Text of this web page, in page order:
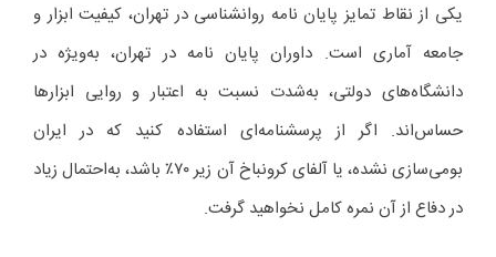
یکی از نقاط تمایز پایان نامه‌ روانشناسی در تهران، کیفیت ابزار و
جامعه آماری است. داوران پایان نامه در تهران، به‌ویژه در
دانشگاه‌های دولتی، به‌شدت نسبت به اعتبار و روایی ابزارها
حساس‌اند. اگر از پرسشنامه‌ای استفاده کنید که در ایران
بومی‌سازی نشده، یا آلفای کرونباخ آن زیر ۷۰٪ باشد، به‌احتمال زیاد
در دفاع از آن نمره کامل نخواهید گرفت.